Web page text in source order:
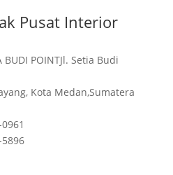
Pusat Interior
BUDI POINTJl. Setia Budi
Kota Medan,Sumatera